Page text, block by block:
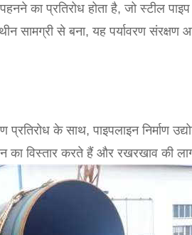
का प्रतिरोध होता है, जो स्टील
सामग्री से बना, यह पर्यावरण
के साथ, पाइपलाइन निर्माण
का विस्तार करते हैं और रखरखाव की